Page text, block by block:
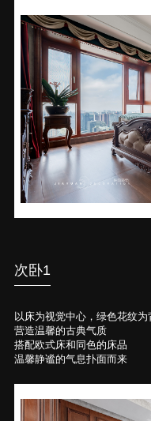
次卧1
以床为视觉中心，绿色花纹为
营造温馨的古典气质
搭配欧式床和同色的床品
温馨静谧的气息扑面而来